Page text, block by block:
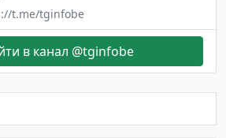
t.me/tginfobe
в канал @tginfobe